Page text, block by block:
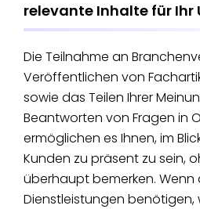
relevante Inhalte für Ihr
Die Teilnahme an
Veröffentlichen von
sowie das Teilen Ihrer
Beantworten von Fragen in
ermöglichen es Ihnen, im
Kunden zu präsent zu sein,
überhaupt bemerken. Wenn
Dienstleistungen benötigen,